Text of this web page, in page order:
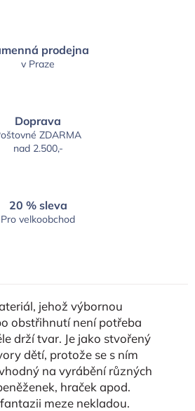
prodejna
v Praze
Doprava
ZDARMA
nad 2.500,-
20 % sleva
Pro velkoobchod
jehož výbornou
obstřihnutí není potřeba
drží tvar. Je jako stvořený
dětí, protože se s ním
na vyrábění různých
hraček apod.
meze nekladou.